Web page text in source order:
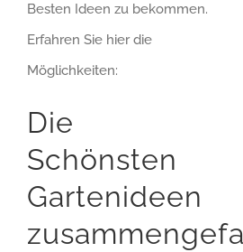
Besten Ideen zu bekommen.
Erfahren Sie hier die
Möglichkeiten:
Die
Schönsten
Gartenideen